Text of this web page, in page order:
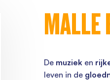
MALLE
De muzieken
leven in de